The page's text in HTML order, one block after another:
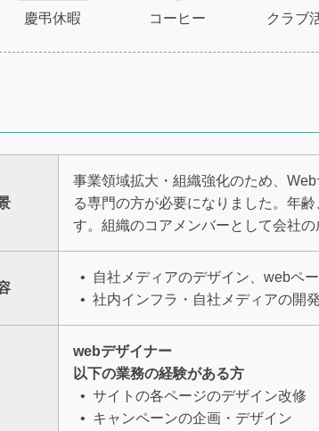
慶弔休暇 コーヒー クラブ
事業領域拡大・組織強化のため、
る専門の方が必要になりました。年
す。組織のコアメンバーとして会社
自社メディアのデザイン、webペ
社内インフラ・自社メディアの開
webデザイナー
以下の業務の経験がある方
サイトの各ページのデザイン改修
キャンペーンの企画・デザイン